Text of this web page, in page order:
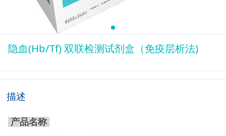
隐血(Hb/Tf) 双联检测试剂盒（免疫层析法)
描述
产品名称